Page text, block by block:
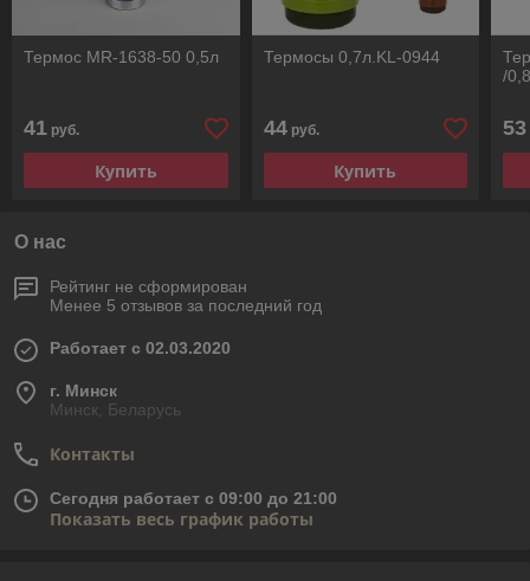
Термос MR-1638-50 0,5л
41 руб.
Купить
Термосы 0,7л.KL-0944
44руб.
Купить
/
53
О нас
Рейтинг не сформирован
Менее 5 отзывов за последний год
Работает с 02.03.2020
г. Минск
Минск, Беларусь
Контакты
Сегодня работает с 09:00 до 21:00
Показать весь график работы